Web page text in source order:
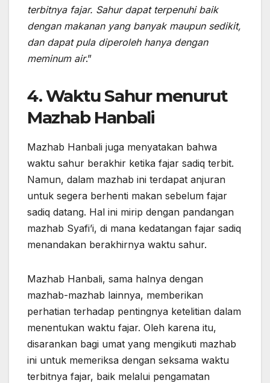
terbitnya fajar. Sahur dapat terpenuhi baik
dengan makanan yang banyak maupun sedikit,
dan dapat pula diperoleh hanya dengan
meminum air.”
4.Waktu Sahur menurut
Mazhab Hanbali
Mazhab Hanbali juga menyatakan bahwa
waktu sahur berakhir ketika fajar sadiq terbit.
Namun, dalam mazhab ini terdapat anjuran
untuk segera berhenti makan sebelum fajar
sadiq datang. Hal ini mirip dengan pandangan
mazhab Syafi’i, di mana kedatangan fajar sadiq
menandakan berakhirnya waktu sahur.
Mazhab Hanbali, sama halnya dengan
mazhab-mazhab lainnya, memberikan
perhatian terhadap pentingnya ketelitian dalam
menentukan waktu fajar. Oleh karena itu,
disarankan bagi umat yang mengikuti mazhab
ini untuk memeriksa dengan seksama waktu
terbitnya fajar, baik melalui pengamatan